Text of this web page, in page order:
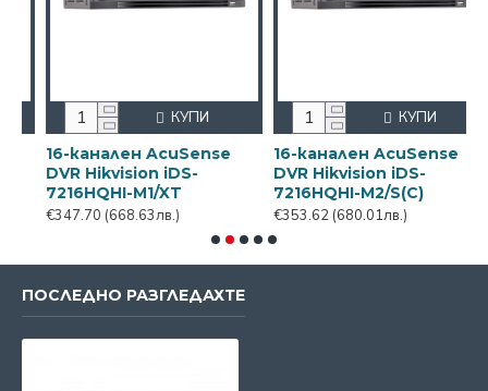
AcuSense
Hikvision iDS-
M1/XT
(668.63лв.)
КУПИ
16-канален AcuSense
DVR Hikvision iDS-
7216HQHI-M2/S(C)
(680.01лв.)
КУПИ
16-
DVR
ПОСЛЕДНО РАЗГЛЕДАХТЕ